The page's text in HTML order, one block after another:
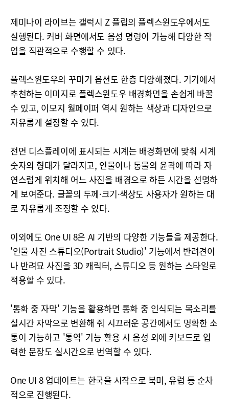
제미나이 라이브는 갤럭시 Z 플립의 플렉스윈도우에서도
실행된다. 커버 화면에서도 음성 명령이 가능해 다양한 작
업을 직관적으로 수행할 수 있다.
플렉스윈도우의 꾸미기 옵션도 한층 다양해졌다. 기기에서
추천하는 이미지로 플렉스윈도우 배경화면을 손쉽게 바꿀
수 있고, 이모지 월페이퍼 역시 원하는 색상과 디자인으로
자유롭게 설정할 수 있다.
전면 디스플레이에 표시되는 시계는 배경화면에 맞춰 시계
숫자의 형태가 달라지고, 인물이나 동물의 윤곽에 따라 자
연스럽게 위치해 어느 사진을 배경으로 하든 시간을 선명하
게 보여준다. 글꼴의 두께·크기·색상도 사용자가 원하는 대
로 자유롭게 조정할 수 있다.
이외에도 One UI 8은 AI 기반의 다양한 기능들을 제공한다.
'인물 사진 스튜디오(Portrait Studio)' 기능에서 반려견이
나 반려묘 사진을 3D 캐릭터, 스튜디오 등 원하는 스타일로
적용할 수 있다.
'통화 중 자막' 기능을 활용하면 통화 중 인식되는 목소리를
실시간 자막으로 변환해 줘 시끄러운 공간에서도 명확한 소
통이 가능하고 '통역' 기능 활용 시 음성 외에 키보드로 입
력한 문장도 실시간으로 번역할 수 있다.
One UI 8 업데이트는 한국을 시작으로 북미, 유럽 등 순차
적으로 진행된다.